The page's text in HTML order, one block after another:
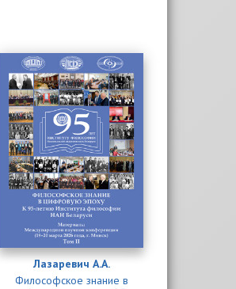
Лазаревич А.А.
Философское знание в